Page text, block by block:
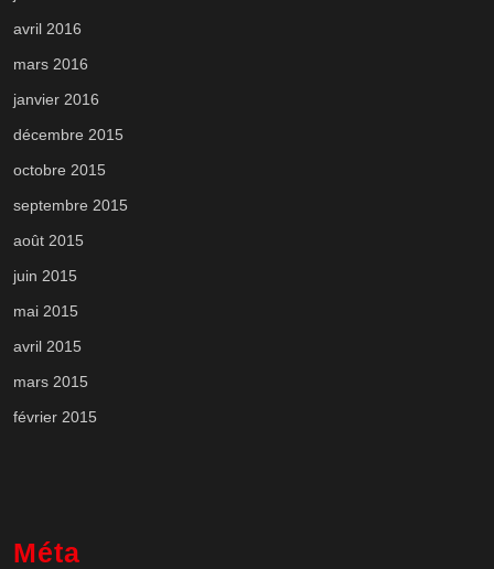
avril 2016
mars 2016
janvier 2016
décembre 2015
octobre 2015
septembre 2015
août 2015
juin 2015
mai 2015
avril 2015
mars 2015
février 2015
Méta